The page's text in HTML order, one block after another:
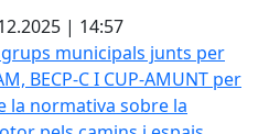
| 14:57
municipals junts per